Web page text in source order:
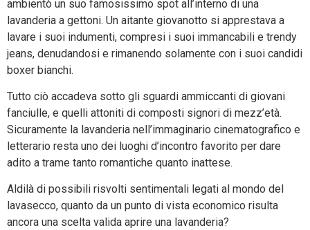
ambientò un suo famosissimo spot all’interno di una
lavanderia a gettoni. Un aitante giovanotto si apprestava a
lavare i suoi indumenti, compresi i suoi immancabili e trendy
jeans, denudandosi e rimanendo solamente con i suoi candidi
boxer bianchi.
Tutto ciò accadeva sotto gli sguardi ammiccanti di giovani
fanciulle, e quelli attoniti di composti signori di mezz’età.
Sicuramente la lavanderia nell’immaginario cinematografico e
letterario resta uno dei luoghi d’incontro favorito per dare
adito a trame tanto romantiche quanto inattese.
Aldilà di possibili risvolti sentimentali legati al mondo del
lavasecco, quanto da un punto di vista economico risulta
ancora una scelta valida aprire una lavanderia?